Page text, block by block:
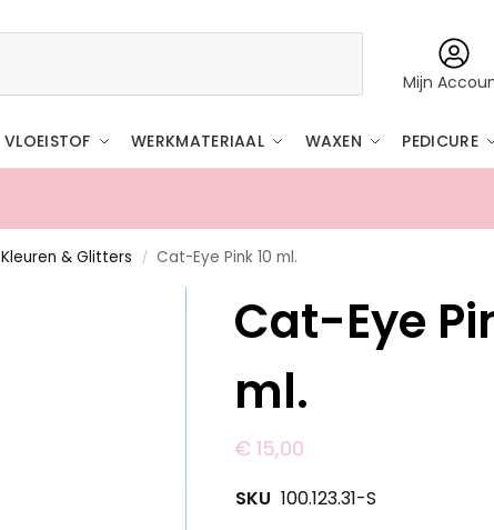
Mijn
VLOEISTOF WERKMATERIAAL WAXEN PEDICURE
Kleuren & Glitters / Cat-Eye Pink 10 ml.
Cat-Eye
ml.
€ 15,00
SKU 100.123.31-S